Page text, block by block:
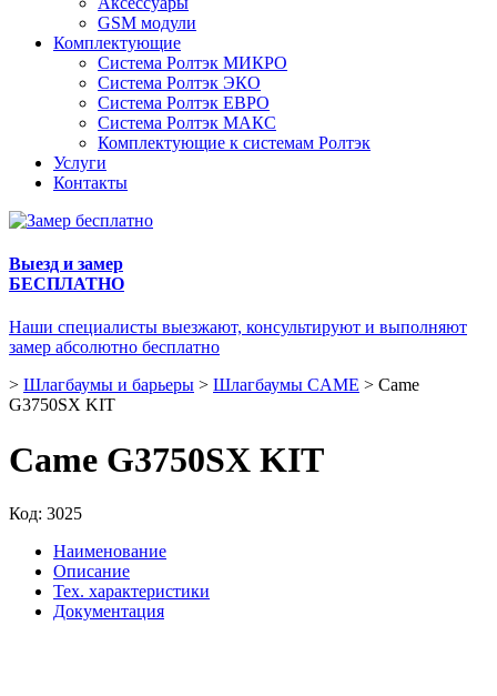
GSM модули
Комплектующие
Система Ролтэк МИКРО
Система Ролтэк ЭКО
Система Ролтэк ЕВРО
Система Ролтэк МАКС
Комплектующие к системам Ролтэк
Услуги
Контакты
Выезд и замер
БЕСПЛАТНО
Наши специалисты выезжают, консультируют и выполняют
замер абсолютно бесплатно
> Шлагбаумы и барьеры > Шлагбаумы CAME > Came
G3750SX KIT
Came G3750SX KIT
Код: 3025
Наименование
Описание
Тех. характеристики
Документация